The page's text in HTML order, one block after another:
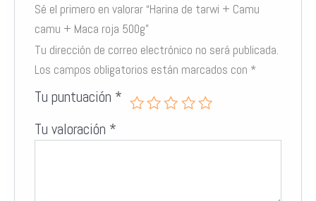
Camu Camu: Excepcionalmente alto en vitamina C, perfecto para
Sé el primero en valorar “Harina de tarwi + Camu
camu + Maca roja 500g”
Tu dirección de correo electrónico no será publicada.
Los campos obligatorios están marcados con *
Tu puntuación *
Tu valoración *